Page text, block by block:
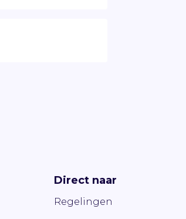
Direct naar
Regelingen